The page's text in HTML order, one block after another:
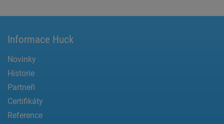
Informace Huck
Novinky
Historie
Partneři
Certifikáty
Reference